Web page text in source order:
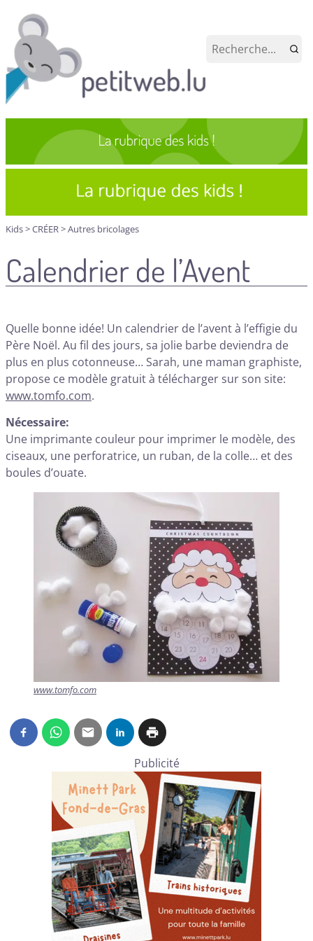
Kids>CRÉER>Autres bricolages
Calendrier de l’Avent
Quelle bonne idée! Un calendrier de l’avent à l’effigie du
Père Noël. Au fil des jours, sa jolie barbe deviendra de
plus en plus cotonneuse… Sarah, une maman graphiste,
propose ce modèle gratuit à télécharger sur son site:
www.tomfo.com.
Nécessaire:
Une imprimante couleur pour imprimer le modèle, des
ciseaux, une perforatrice, un ruban, de la colle… et des
boules d’ouate.
www.tomfo.com
Publicité